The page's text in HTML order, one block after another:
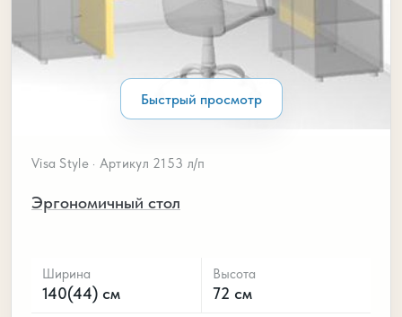
Быстрый просмотр
Visa Style · Артикул 2153 л/п
Эргономичный стол
Ширина
140(44) см
Высота
72 см